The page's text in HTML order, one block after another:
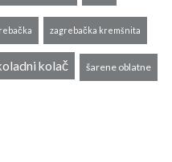
zagrebačka kremšnita
kolač šarene oblatne